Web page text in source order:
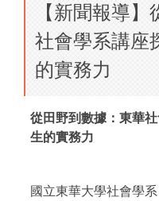
【新聞報導
社會學系講座
的實務力
從田野到數據：東華
生的實務力
國立東華大學社會學